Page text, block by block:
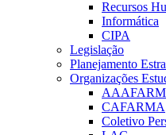
Recursos
Informática
CIPA
Legislação
Planejamento
Organizações
CAFARMA
Coletivo